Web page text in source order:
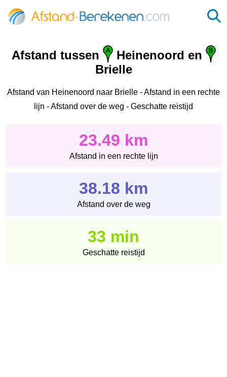
Afstand tussen
Heinenoord en
Brielle
Afstand van Heinenoord naar Brielle - Afstand in een rechte
lijn - Afstand over de weg - Geschatte reistijd
23.49 km
Afstand in een rechte lijn
38.18 km
Afstand over de weg
33 min
Geschatte reistijd